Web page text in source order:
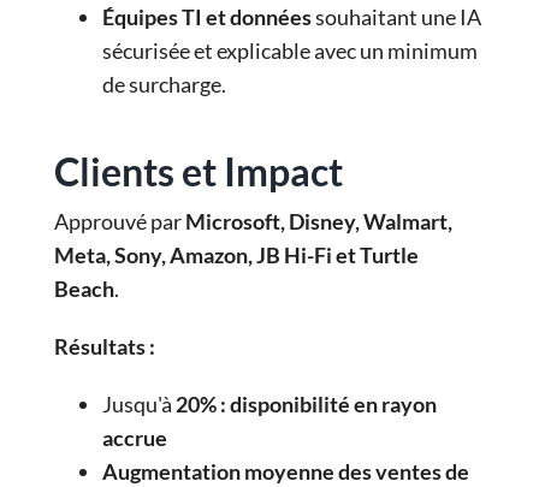
Équipes TI et donnéessouhaitant une IA
sécurisée et explicable avec un minimum
de surcharge.
Clients et Impact
Approuvé parMicrosoft, Disney, Walmart,
Meta, Sony, Amazon, JB Hi-Fi et Turtle
Beach.
Résultats :
Jusqu'à 20% : disponibilité en rayon
accrue
Augmentation moyenne des ventes de